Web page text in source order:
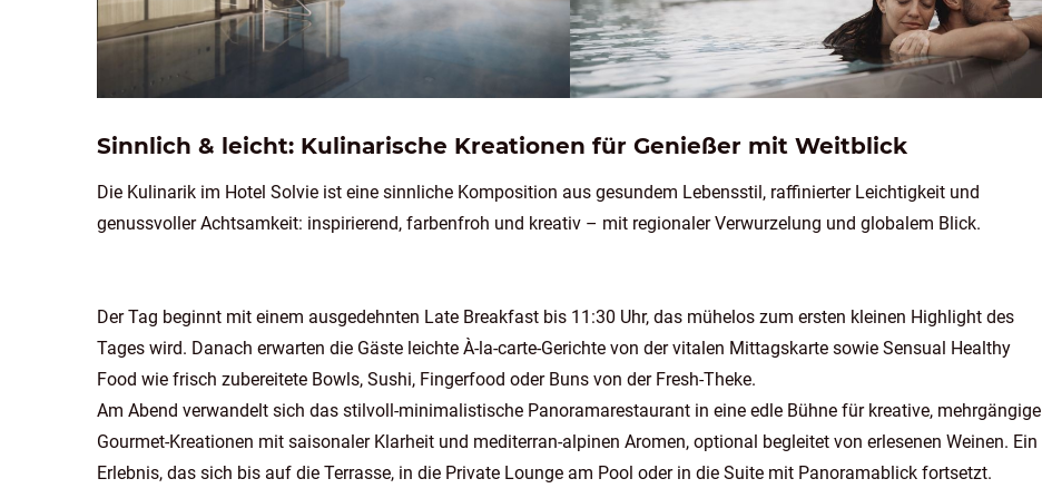
Sinnlich & leicht: Kulinarische Kreationen für Genießer mit Weitblick
Die Kulinarik im Hotel Solvie ist eine sinnliche Komposition aus gesundem Lebensstil, raffinierter Leichtigkeit und
genussvoller Achtsamkeit: inspirierend, farbenfroh und kreativ – mit regionaler Verwurzelung und globalem Blick.
Der Tag beginnt mit einem ausgedehnten Late Breakfast bis 11:30 Uhr, das mühelos zum ersten kleinen Highlight des
Tages wird. Danach erwarten die Gäste leichte À-la-carte-Gerichte von der vitalen Mittagskarte sowie Sensual Healthy
Food wie frisch zubereitete Bowls, Sushi, Fingerfood oder Buns von der Fresh-Theke.
Am Abend verwandelt sich das stilvoll-minimalistische Panoramarestaurant in eine edle Bühne für kreative, mehrgängige
Gourmet-Kreationen mit saisonaler Klarheit und mediterran-alpinen Aromen, optional begleitet von erlesenen Weinen. Ein
Erlebnis, das sich bis auf die Terrasse, in die Private Lounge am Pool oder in die Suite mit Panoramablick fortsetzt.